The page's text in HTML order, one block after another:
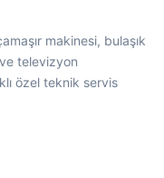
makinesi, bulaşık
televizyon
özel teknik servis